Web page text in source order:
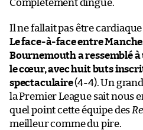
Complètement dingue.
Il ne fallait pas être
Le face-à-face entre
Bournemouth a ressemblé
le cœur, avec huit buts
spectaculaire(4-4). Un
la Premier League sait nous
quel point cette équipe des
meilleur comme du pire.